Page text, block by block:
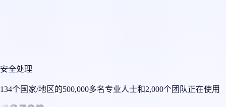
安全处理
134个国家/地区的500,000多名专业人士和2,000个团队正在使用